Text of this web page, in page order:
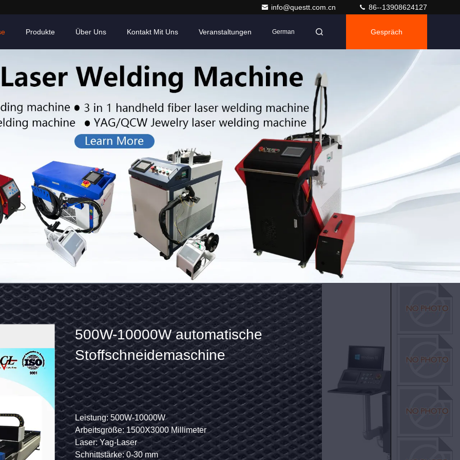
info@questt.com.cn 86--13908624127
Produkte Über Uns Kontakt Mit Uns Veranstaltungen German Gespräch
Handrucksack-
Laser-
Entrostungs-
Maschine
laser-
Reiniger-
Laser-Energie: 50W
Zertifikat: CER-ISO SGS
Strahlnbreite: 100mm
Lasersender: Faserlaser-Gerät
500W-10000W automatische
Stoffschneidemaschine
Leistung: 500W-10000W
Arbeitsgröße: 1500X3000 Millimeter
Laser: Yag-Laser
Schnittstärke: 0-30 mm